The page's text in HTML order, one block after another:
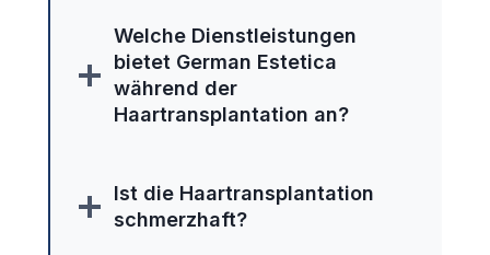
Welche Dienstleistungen
bietet German Estetica
während der
Haartransplantation an?
Ist die Haartransplantation
schmerzhaft?